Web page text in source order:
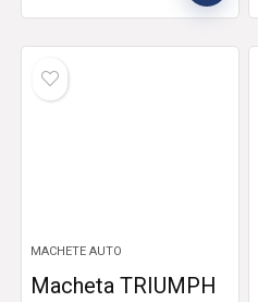
MACHETE AUTO
Macheta TRIUMPH